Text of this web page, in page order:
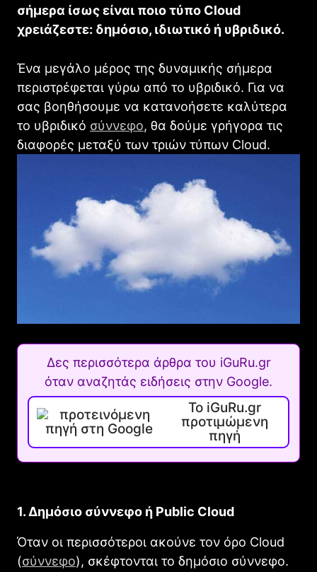
σήμερα ίσως είναι ποιο τύπο Cloud
χρειάζεστε: δημόσιο, ιδιωτικό ή υβριδικό.
Ένα μεγάλο μέρος της δυναμικής σήμερα
περιστρέφεται γύρω από το υβριδικό. Για να
σας βοηθήσουμε να κατανοήσετε καλύτερα
το υβριδικό σύννεφο, θα δούμε γρήγορα τις
διαφορές μεταξύ των τριών τύπων Cloud.
Δες περισσότερα άρθρα του iGuRu.gr
όταν αναζητάς ειδήσεις στην Google.
Το iGuRu.gr
προτιμώμενη
πηγή
1. Δημόσιο σύννεφο ή Public Cloud
Όταν οι περισσότεροι ακούνε τον όρο Clοud
(σύννεφο), σκέφτονται το δημόσιο σύννεφο.